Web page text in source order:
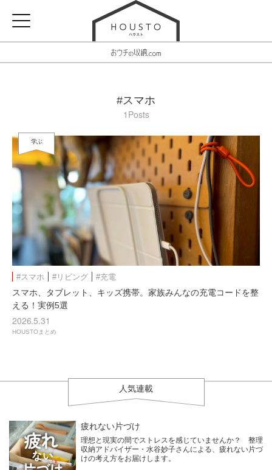
#スマホ
1Posts
学ぶ
#スマホ #リビング #充電
スマホ、タブレット、キッズ携帯。家族みんなの充電コードを整
える！実例5選
2026.5.31
HOUSTOまとめ
人気連載
疲れない片づけ
理想と現実の間でストレスを感じていませんか？ 整理
収納アドバイザー・水谷妙子さんによる、疲れない片づ
けの考え方をお届けします。